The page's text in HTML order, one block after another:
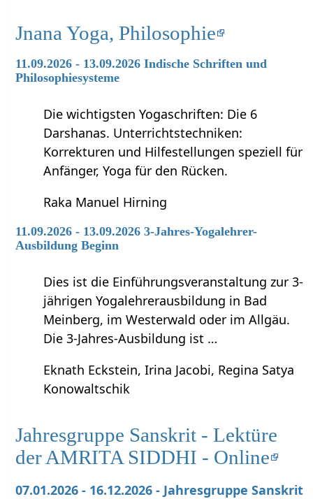
Jnana Yoga, Philosophie
11.09.2026 - 13.09.2026 Indische Schriften und
Philosophiesysteme
Die wichtigsten Yogaschriften: Die 6
Darshanas. Unterrichtstechniken:
Korrekturen und Hilfestellungen speziell für
Anfänger, Yoga für den Rücken.
Raka Manuel Hirning
11.09.2026 - 13.09.2026 3-Jahres-Yogalehrer-
Ausbildung Beginn
Dies ist die Einführungsveranstaltung zur 3-
jährigen Yogalehrerausbildung in Bad
Meinberg, im Westerwald oder im Allgäu.
Die 3-Jahres-Ausbildung ist …
Eknath Eckstein, Irina Jacobi, Regina Satya
Konowaltschik
Jahresgruppe Sanskrit - Lektüre
der AMRITA SIDDHI - Online
07.01.2026 - 16.12.2026 - Jahresgruppe Sanskrit